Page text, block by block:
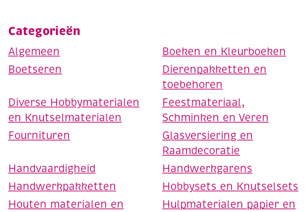
Categorieën
Algemeen
Boeken en Kleurboeken
Boetseren
Dierenpakketten en
toebehoren
Diverse Hobbymaterialen
en Knutselmaterialen
Feestmateriaal,
Schminken en Veren
Fournituren
Glasversiering en
Raamdecoratie
Handvaardigheid
Handwerkgarens
Handwerkpakketten
Hobbysets en Knutselsets
Houten materialen en
Hulpmaterialen papier en